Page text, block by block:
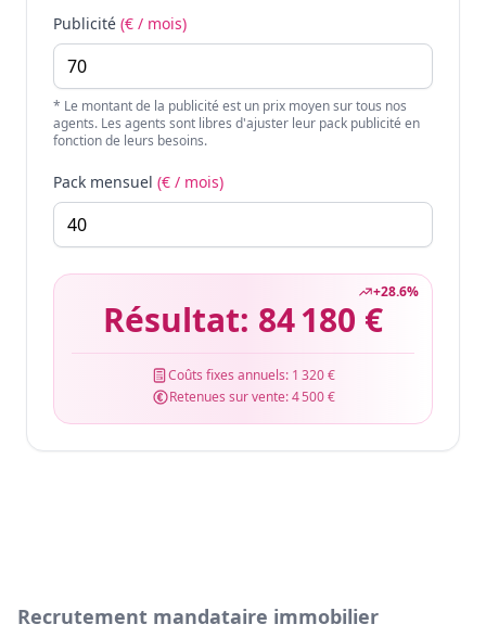
Publicité (€ / mois)
* Le montant de la publicité est un prix moyen sur tous nos
agents. Les agents sont libres d'ajuster leur pack publicité en
fonction de leurs besoins.
Pack mensuel (€ / mois)
+28.6%
Résultat: 84 180 €
Coûts fixes annuels: 1 320 €
Retenues sur vente:4 500 €
Recrutement mandataire immobilier